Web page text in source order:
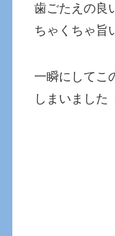
歯ごたえの良
ちゃくちゃ旨
一瞬にしてこ
しまいました